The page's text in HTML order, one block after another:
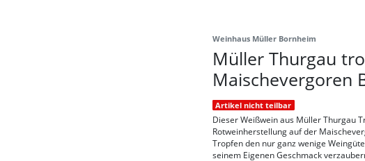
Weinhaus Müller Bornheim
Müller Thurgau
Maischevergoren
Artikel nicht teilbar
Dieser Weißwein aus Müller Thurgau
Rotweinherstellung auf der
Tropfen den nur ganz wenige
seinem Eigenen Geschmack